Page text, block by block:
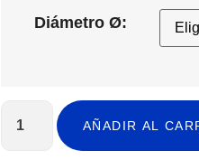
Diámetro Ø:
AÑADIR AL